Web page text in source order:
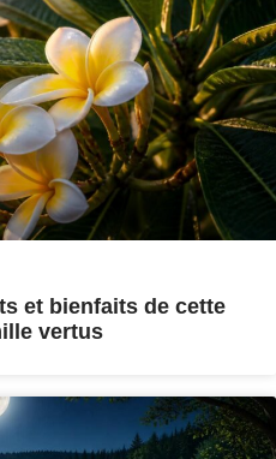
et bienfaits de cette
vertus